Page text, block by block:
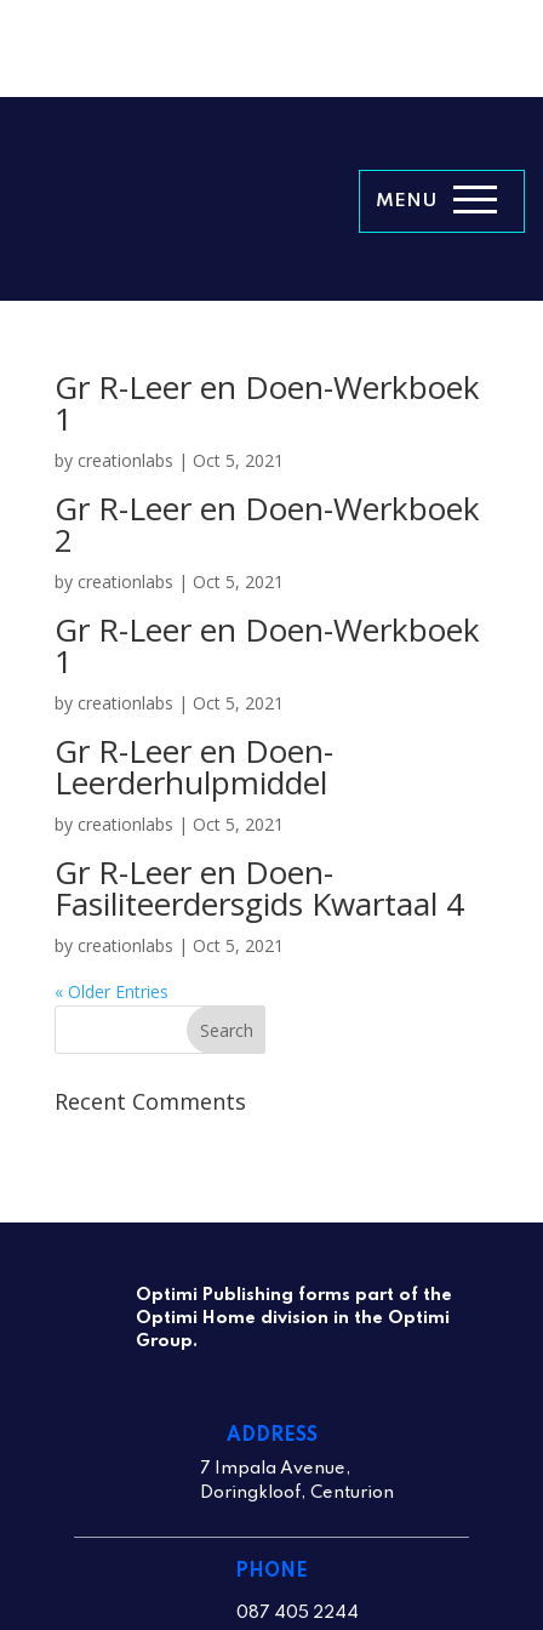
MENU
Gr R-Leer en Doen-Werkboek
1
by creationlabs | Oct 5, 2021
Gr R-Leer en Doen-Werkboek
2
by creationlabs | Oct 5, 2021
Gr R-Leer en Doen-Werkboek
1
by creationlabs | Oct 5, 2021
Gr R-Leer en Doen-
Leerderhulpmiddel
by creationlabs | Oct 5, 2021
Gr R-Leer en Doen-
Fasiliteerdersgids Kwartaal 4
by creationlabs | Oct 5, 2021
« Older Entries
Recent Comments
Optimi Publishing forms part of the
Optimi Home division in the Optimi
Group.
ADDRESS
7 Impala Avenue,
Doringkloof, Centurion
PHONE
087 405 2244